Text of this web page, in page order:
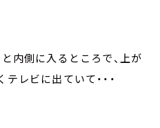
内側に入るところで、上が
レビに出ていて・・・